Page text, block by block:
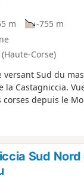
m
-755 m
Corse)
versant Sud du
Castagniccia.
depuis le
de l'Orsaja est le
ouvre sur la vallée
d'Alistro. On
ce parcours, des
Sud Nord